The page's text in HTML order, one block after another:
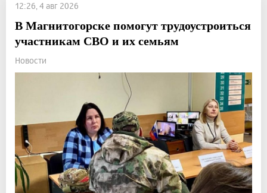
12:26, 4 авг 2026
В Магнитогорске помогут трудоустроиться
участникам СВО и их семьям
Новости